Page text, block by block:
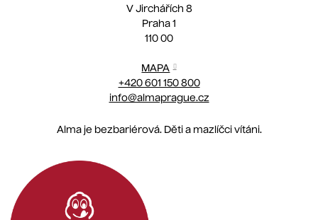
V Jirchářích 8
Praha 1
110 00
MAPA
+420 601 150 800
info@almaprague.cz
Alma je bezbariérová. Děti a mazlíčci vítáni.